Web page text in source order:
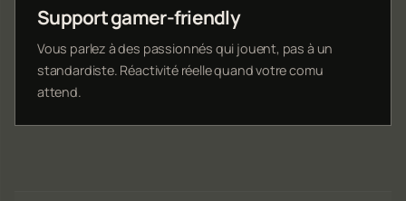
Support gamer-friendly
Vous parlez à des passionnés qui jouent, pas à un
standardiste. Réactivité réelle quand votre comu
attend.